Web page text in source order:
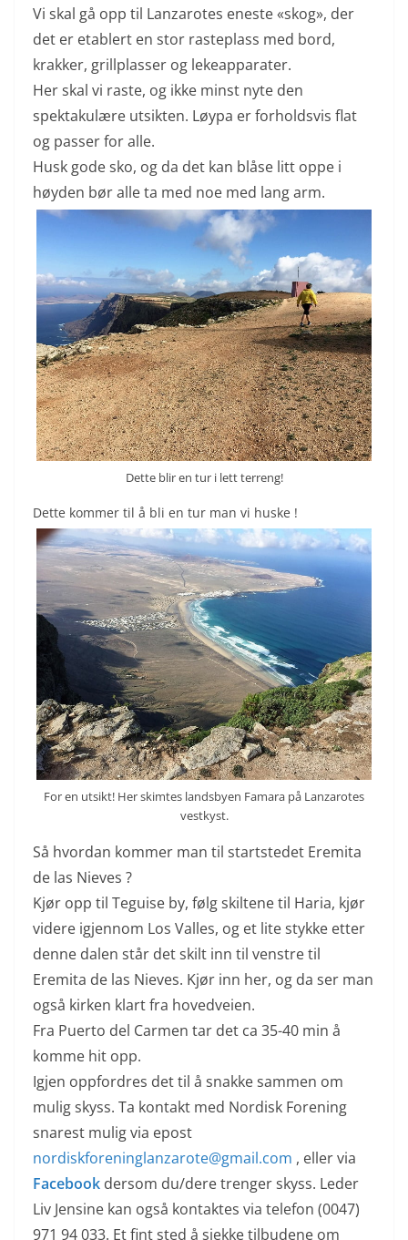
Vi skal gå opp til Lanzarotes eneste «skog», der
det er etablert en stor rasteplass med bord,
krakker, grillplasser og lekeapparater.
Her skal vi raste, og ikke minst nyte den
spektakulære utsikten. Løypa er forholdsvis flat
og passer for alle.
Husk gode sko, og da det kan blåse litt oppe i
høyden bør alle ta med noe med lang arm.
Dette blir en tur i lett terreng!
Dette kommer til å bli en tur man vi huske !
For en utsikt! Her skimtes landsbyen Famara på Lanzarotes
vestkyst.
Så hvordan kommer man til startstedet Eremita
de las Nieves ?
Kjør opp til Teguise by, følg skiltene til Haria, kjør
videre igjennom Los Valles, og et lite stykke etter
denne dalen står det skilt inn til venstre til
Eremita de las Nieves. Kjør inn her, og da ser man
også kirken klart fra hovedveien.
Fra Puerto del Carmen tar det ca 35-40 min å
komme hit opp.
Igjen oppfordres det til å snakke sammen om
mulig skyss. Ta kontakt med Nordisk Forening
snarest mulig via epost
nordiskforeninglanzarote@gmail.com , eller via
Facebook dersom du/dere trenger skyss. Leder
Liv Jensine kan også kontaktes via telefon (0047)
971 94 033. Et fint sted å sjekke tilbudene om